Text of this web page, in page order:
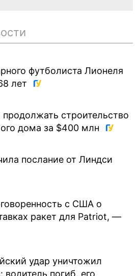
футболиста Лионеля
лет
строительство
дома за $400 млн
послание от Линдси
с США о
ракет для Patriot, —
удар уничтожил
погиб, его